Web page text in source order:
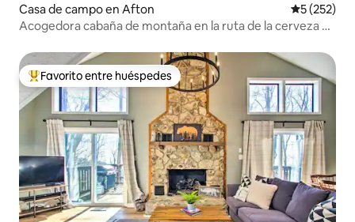
Casa de campo en Afton
5 (252)
Acogedora cabaña de montaña en la ruta de la cerveza y
Favorito entre huéspedes preferido
Favorito entre huéspedes